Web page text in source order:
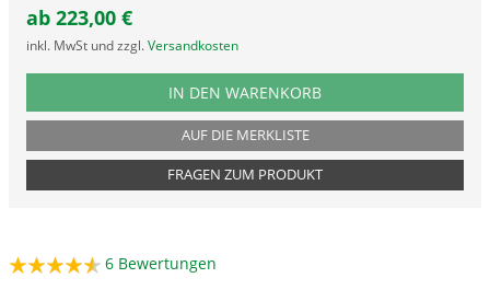
ab 223,00 €
inkl. MwSt und zzgl. Versandkosten
PRODUKTNUMMER FUB9BA
IN DEN WARENKORB
AUF DIE MERKLISTE
FRAGEN ZUM PRODUKT
6 Bewertungen